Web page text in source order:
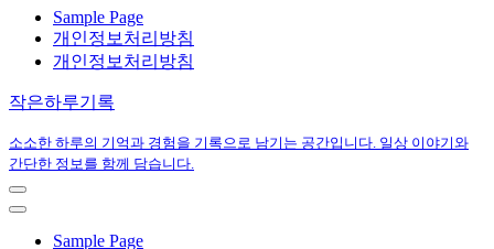
Sample Page
개인정보처리방침
개인정보처리방침
작은하루기록
소소한 하루의 기억과 경험을 기록으로 남기는 공간입니다. 일상 이야기와
간단한 정보를 함께 담습니다.
내
비
내
Sample Page